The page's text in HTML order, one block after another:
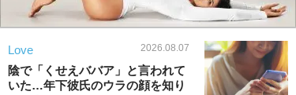
Love 2026.08.07
陰で「くせえババア」と言われて
いた…年下彼氏のウラの顔を知り